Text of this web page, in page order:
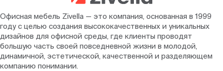
Офисная мебель Zivella — это компания, основанная в 1999
году с целью создания высококачественных и уникальных
дизайнов для офисной среды, где клиенты проводят
большую часть своей повседневной жизни в молодой,
динамичной, эстетической, качественной и разделяющем
компанию понимании.